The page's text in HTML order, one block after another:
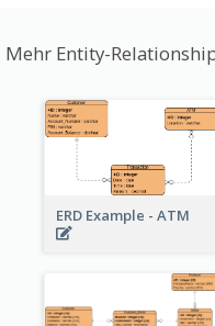
Mehr Entity-
ERD Example - ATM